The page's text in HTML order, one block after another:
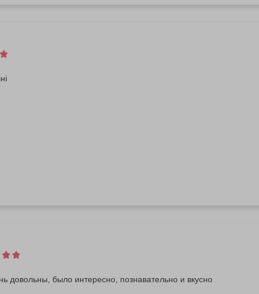
довольны, было интересно, познавательно и вкусно